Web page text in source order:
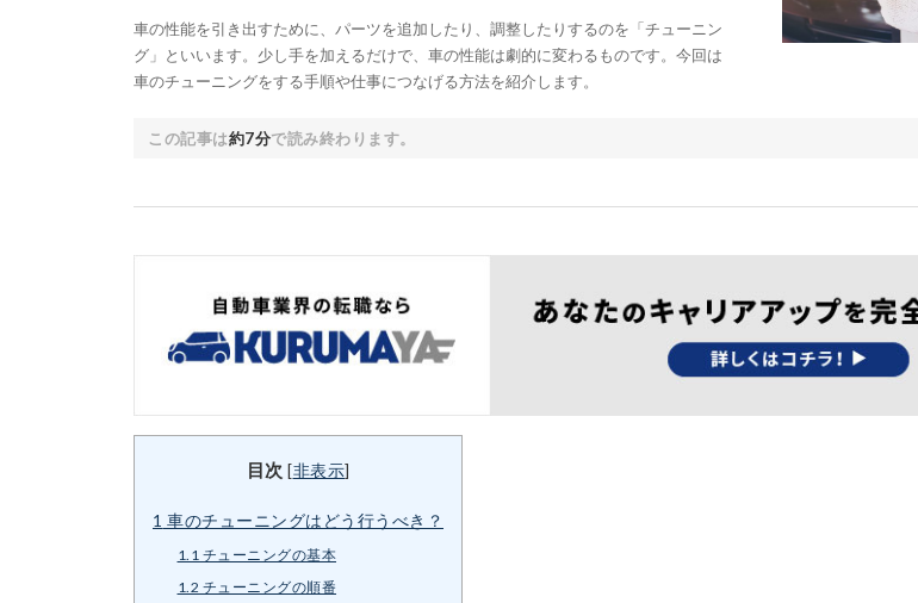
車の性能を引き出すために、パーツを追加したり、調整したりするのを「チューニン
グ」といいます。少し手を加えるだけで、車の性能は劇的に変わるものです。今回は
車のチューニングをする手順や仕事につなげる方法を紹介します。
この記事は約7分で読み終わります。
目次 [非表示]
1 車のチューニングはどう行うべき？
1.1 チューニングの基本
1.2 チューニングの順番